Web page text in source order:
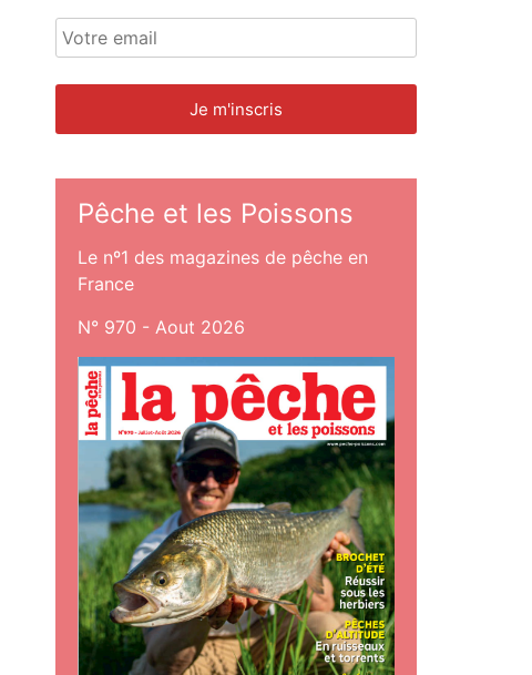
Pêche et les Poissons
Le nº1 des magazines de pêche en
France
N° 970 - Aout 2026